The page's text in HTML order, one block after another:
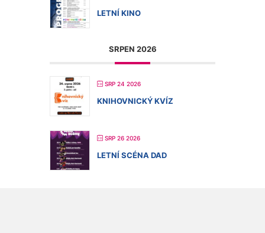
LETNÍ KINO
SRPEN 2026
SRP 24 2026
KNIHOVNICKÝ KVÍZ
SRP 26 2026
LETNÍ SCÉNA DAD